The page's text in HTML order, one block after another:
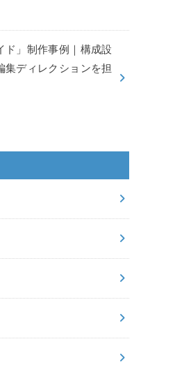
ド」制作事例｜構成設
集ディレクションを担